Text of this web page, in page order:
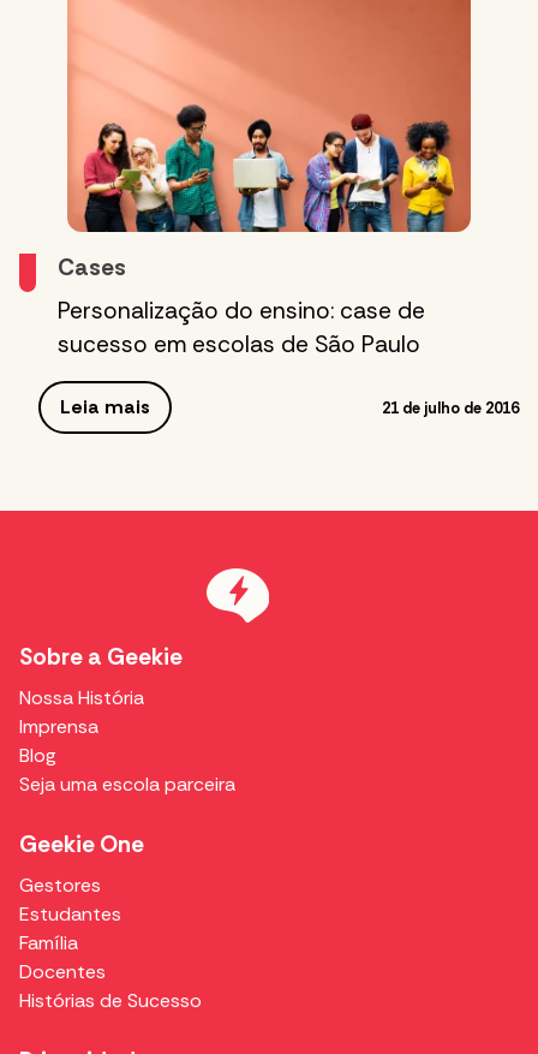
Cases
Personalização do ensino: case de
sucesso em escolas de São Paulo
Leia mais 21 de julho de 2016
Sobre a Geekie
Nossa História
Imprensa
Blog
Seja uma escola parceira
Geekie One
Gestores
Estudantes
Família
Docentes
Histórias de Sucesso